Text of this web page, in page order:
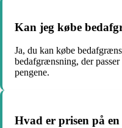
Kan jeg købe
Ja, du kan købe
bedafgrænsning, der
pengene.
Hvad er prisen på